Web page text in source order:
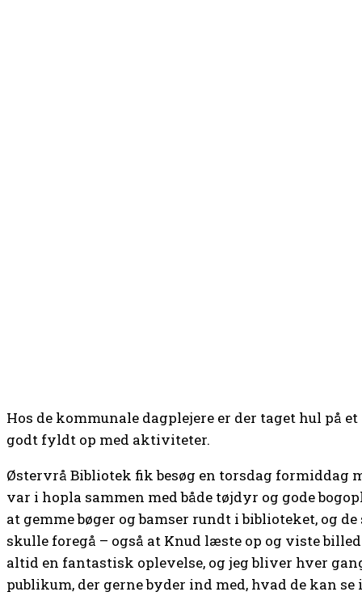
Hos de kommunale dagplejere er der taget hul på
godt fyldt op med aktiviteter.
Østervrå Bibliotek fik besøg en torsdag formiddag
var i hopla sammen med både tøjdyr og gode
at gemme bøger og bamser rundt i biblioteket, og
skulle foregå – også at Knud læste op og viste
altid en fantastisk oplevelse, og jeg bliver hver
publikum, der gerne byder ind med, hvad de kan